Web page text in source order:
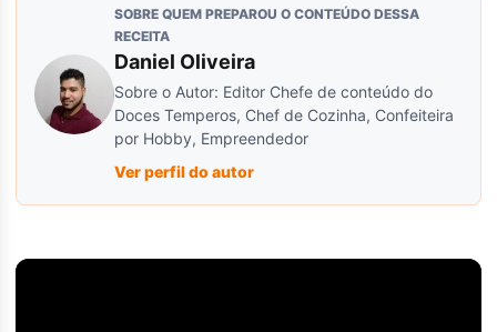
SOBRE QUEM PREPAROU O CONTEÚDO DESSA
RECEITA
Daniel Oliveira
Sobre o Autor: Editor Chefe de conteúdo do
Doces Temperos, Chef de Cozinha, Confeiteira
por Hobby, Empreendedor
Ver perfil do autor